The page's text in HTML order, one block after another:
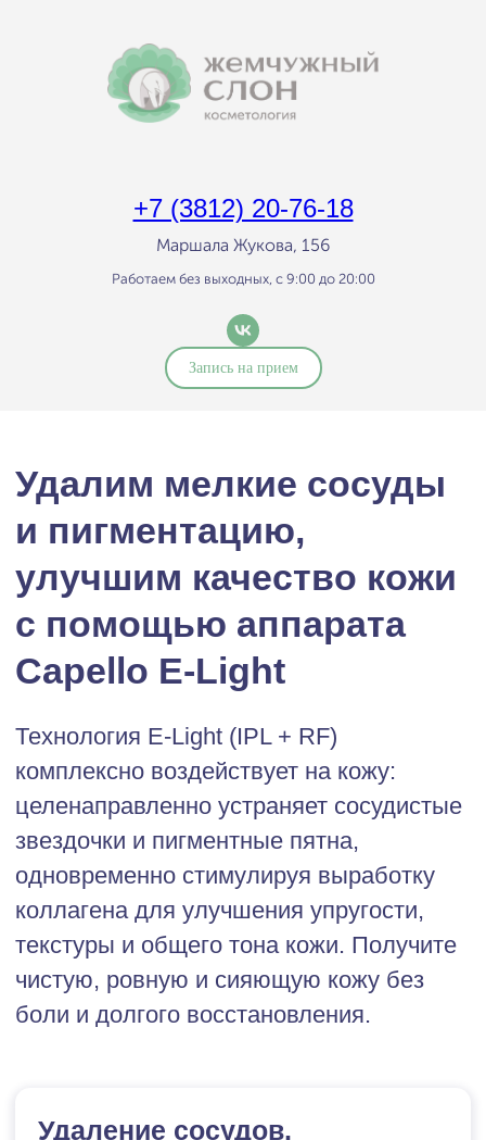
+7 (3812) 20-76-18
Маршала Жукова, 156
Работаем без выходных, с 9:00 до 20:00
Запись на прием
Технология E-Light (IPL + RF)
комплексно воздействует на кожу:
целенаправленно устраняет сосудистые
звездочки и пигментные пятна,
одновременно стимулируя выработку
коллагена для улучшения упругости,
текстуры и общего тона кожи. Получите
боли и долгого восстановления.
Удалим мелкие сосуды
и пигментацию,
Capello E-Light
Курс 2 — 6 процедур с интервалом 3 — 4
Закрепить скидку за собой
Удаление сосудов,
пигмента
1 250 рублей
1 вспышка (8*4 мм)